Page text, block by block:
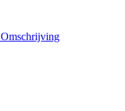
Omschrijving